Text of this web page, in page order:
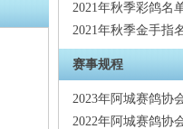
2021年秋季彩鸽名
2021年秋季金手指
赛事规程
2023年阿城赛鸽协
2022年阿城赛鸽协